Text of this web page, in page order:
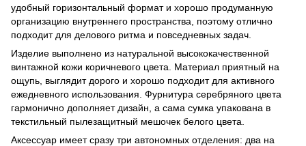
удобный горизонтальный формат и хорошо продуманную
организацию внутреннего пространства, поэтому отлично
подходит для делового ритма и повседневных задач.
Изделие выполнено из натуральной высококачественной
винтажной кожи коричневого цвета. Материал приятный на
ощупь, выглядит дорого и хорошо подходит для активного
ежедневного использования. Фурнитура серебряного цвета
гармонично дополняет дизайн, а сама сумка упакована в
текстильный пылезащитный мешочек белого цвета.
Аксессуар имеет сразу три автономных отделения: два на